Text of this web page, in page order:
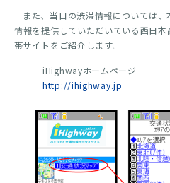
また、当日の渋滞情報については、
情報を提供していただいている西日
帯サイトをご紹介します。
iHighwayホームページ
http://ihighway.jp